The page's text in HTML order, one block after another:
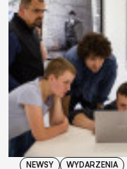
NEWSY WYDARZENIA